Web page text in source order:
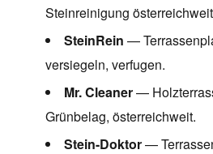
Steinreinigung
SteinRein —
versiegeln, verfugen.
Mr. Cleaner—
Grünbelag, österreichweit.
Stein-Doktor—